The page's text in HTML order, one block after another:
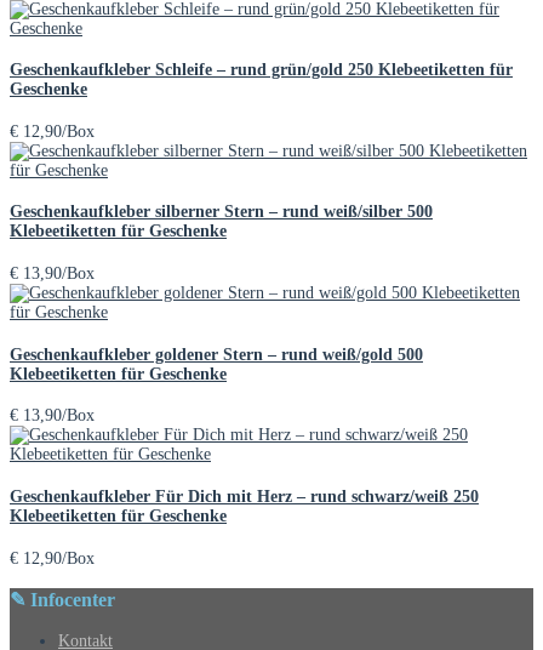
Geschenkaufkleber Schleife – rund grün/gold 250 Klebeetiketten für
Geschenke
€ 12,90/Box
Geschenkaufkleber silberner Stern – rund weiß/silber 500
Klebeetiketten für Geschenke
€ 13,90/Box
Geschenkaufkleber goldener Stern – rund weiß/gold 500
Klebeetiketten für Geschenke
€ 13,90/Box
Geschenkaufkleber Für Dich mit Herz – rund schwarz/weiß 250
Klebeetiketten für Geschenke
€ 12,90/Box
✎ Infocenter
Kontakt